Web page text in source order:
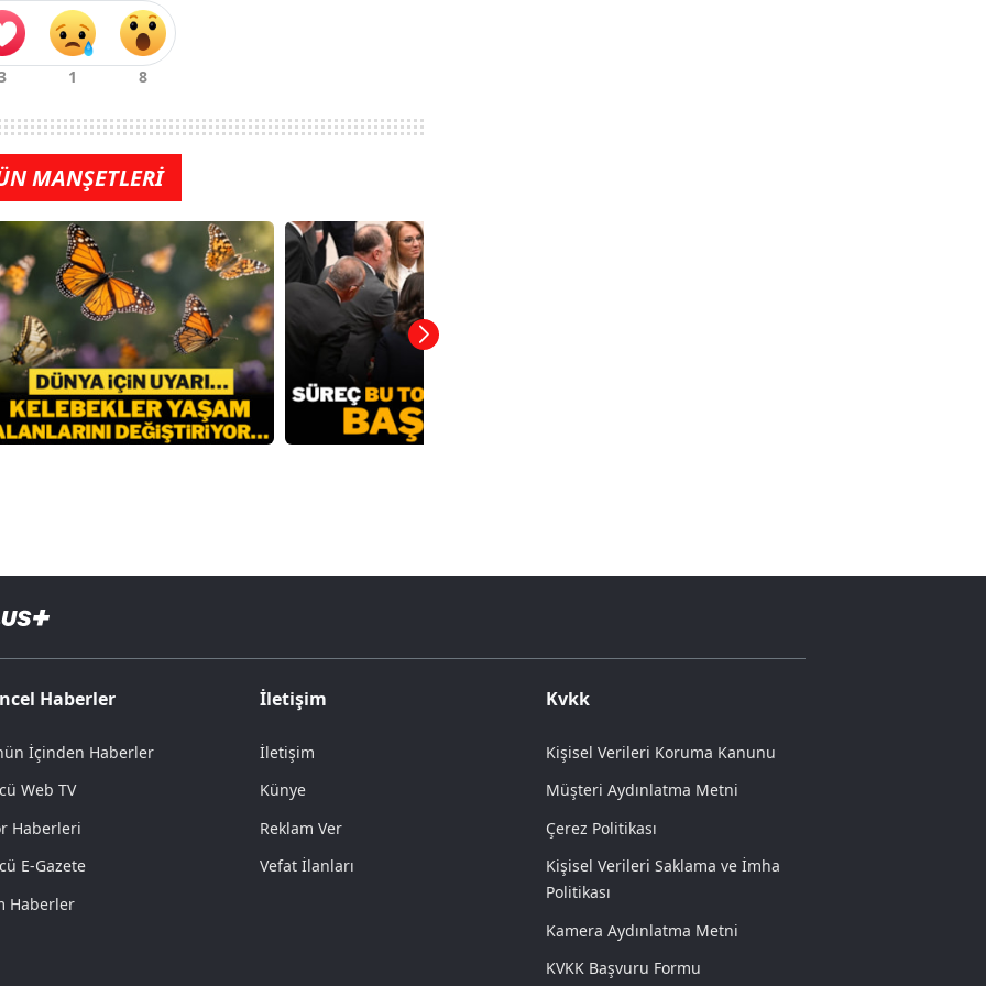
MANŞETLERİ
Haberler
İçinden Haberler
Web TV
Haberleri
E-Gazete
Haberler
İletişim
İletişim
Künye
Reklam Ver
Vefat İlanları
Kvkk
Kişisel Verileri Koruma Kanunu
Müşteri Aydınlatma Metni
Çerez Politikası
Kişisel Verileri Saklama ve İmha
Politikası
Kamera Aydınlatma Metni
KVKK Başvuru Formu